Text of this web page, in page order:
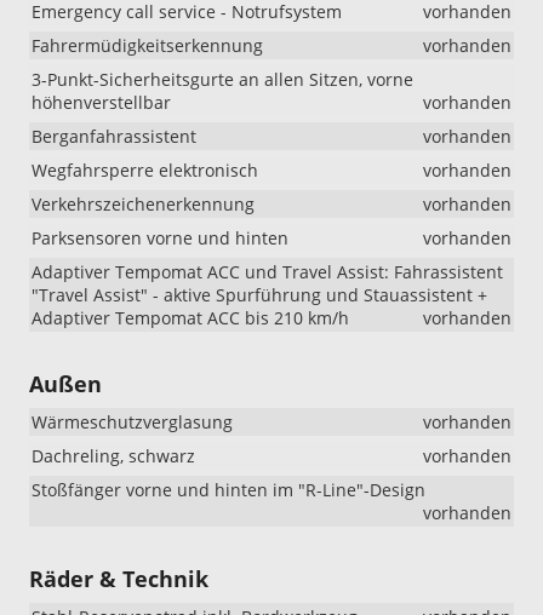
Emergency call service - Notrufsystem
vorhanden
Fahrermüdigkeitserkennung
vorhanden
3-Punkt-Sicherheitsgurte an allen Sitzen, vorne
höhenverstellbar
vorhanden
Berganfahrassistent
vorhanden
Wegfahrsperre elektronisch
vorhanden
Verkehrszeichenerkennung
vorhanden
Parksensoren vorne und hinten
vorhanden
Adaptiver Tempomat ACC und Travel Assist: Fahrassistent
"Travel Assist" - aktive Spurführung und Stauassistent +
Adaptiver Tempomat ACC bis 210 km/h
vorhanden
Außen
Wärmeschutzverglasung
vorhanden
Dachreling, schwarz
vorhanden
Stoßfänger vorne und hinten im "R-Line"-Design
vorhanden
Räder & Technik